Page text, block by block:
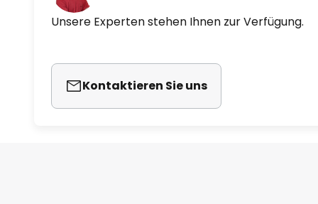
Unsere Experten stehen Ihnen zur Verfügung.
Kontaktieren Sie uns